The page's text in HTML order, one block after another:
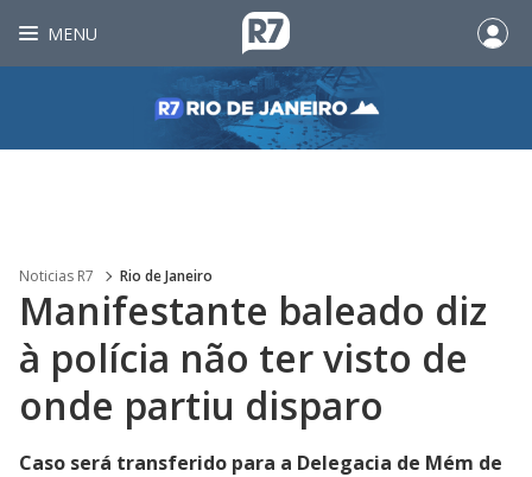
MENU
Noticias R7 Rio de Janeiro
Manifestante baleado diz
à polícia não ter visto de
onde partiu disparo
Caso será transferido para a Delegacia de Mém de